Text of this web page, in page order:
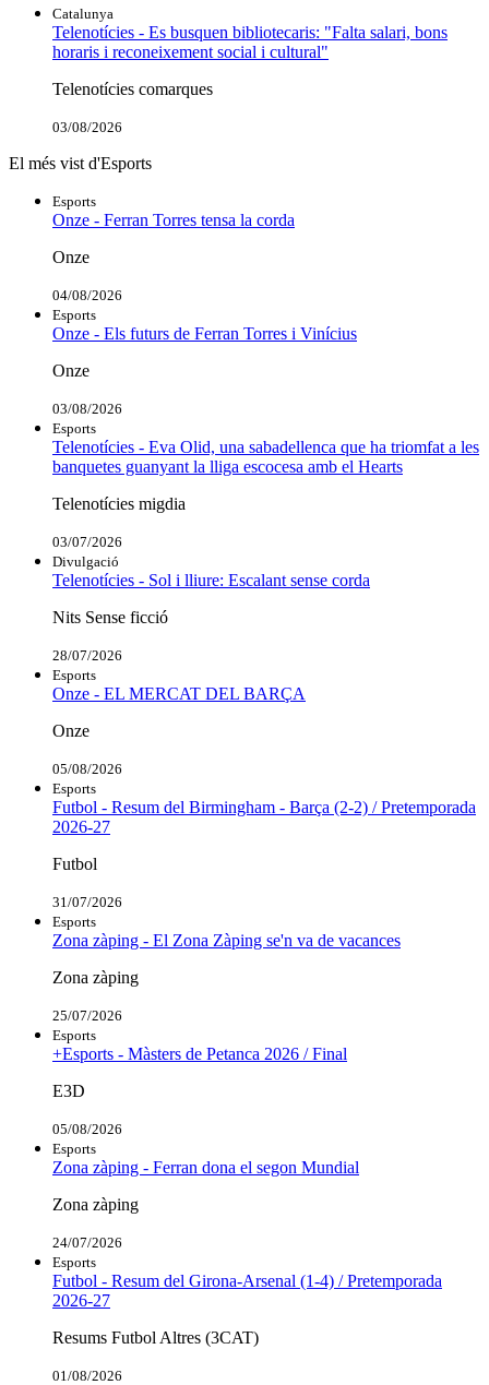
Catalunya
Telenotícies - Es busquen bibliotecaris: "Falta salari, bons
horaris i reconeixement social i cultural"
Telenotícies comarques
03/08/2026
El més vist d'Esports
Esports
Onze - Ferran Torres tensa la corda
Onze
04/08/2026
Esports
Onze - Els futurs de Ferran Torres i Vinícius
Onze
03/08/2026
Esports
Telenotícies - Eva Olid, una sabadellenca que ha triomfat a les
banquetes guanyant la lliga escocesa amb el Hearts
Telenotícies migdia
03/07/2026
Divulgació
Telenotícies - Sol i lliure: Escalant sense corda
Nits Sense ficció
28/07/2026
Esports
Onze - EL MERCAT DEL BARÇA
Onze
05/08/2026
Esports
Futbol - Resum del Birmingham - Barça (2-2) / Pretemporada
2026-27
Futbol
31/07/2026
Esports
Zona zàping - El Zona Zàping se'n va de vacances
Zona zàping
25/07/2026
Esports
+Esports - Màsters de Petanca 2026 / Final
E3D
05/08/2026
Esports
Zona zàping - Ferran dona el segon Mundial
Zona zàping
24/07/2026
Esports
Futbol - Resum del Girona-Arsenal (1-4) / Pretemporada
2026-27
Resums Futbol Altres (3CAT)
01/08/2026